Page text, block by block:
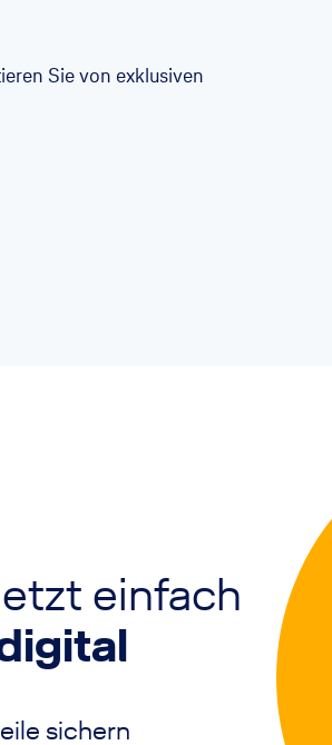
Sie von exklusiven
einfach
sichern